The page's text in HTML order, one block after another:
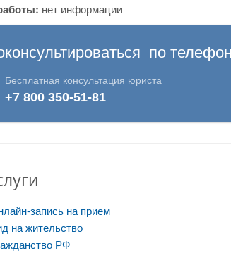
нет информации
запись на прием
на жительство
РФ